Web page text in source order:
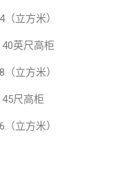
立方米）
英尺高柜
立方米）
尺高柜
立方米）